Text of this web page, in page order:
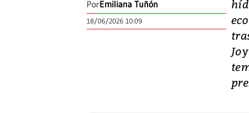
PorEmiliana Tuñón
18/06/2026 10:09